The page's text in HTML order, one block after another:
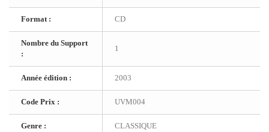
Format : CD
Nombre du Support
:
1
Année édition : 2003
Code Prix : UVM004
Genre : CLASSIQUE